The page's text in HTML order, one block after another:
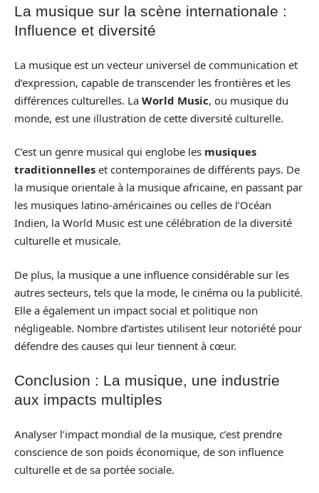
La musique sur la scène internationale :
Influence et diversité
La musique est un vecteur universel de communication et
d’expression, capable de transcender les frontières et les
différences culturelles. La World Music, ou musique du
monde, est une illustration de cette diversité culturelle.
C’est un genre musical qui englobe les musiques
traditionnelles et contemporaines de différents pays. De
la musique orientale à la musique africaine, en passant par
les musiques latino-américaines ou celles de l’Océan
Indien, la World Music est une célébration de la diversité
culturelle et musicale.
De plus, la musique a une influence considérable sur les
autres secteurs, tels que la mode, le cinéma ou la publicité.
Elle a également un impact social et politique non
négligeable. Nombre d’artistes utilisent leur notoriété pour
défendre des causes qui leur tiennent à cœur.
Conclusion : La musique, une industrie
aux impacts multiples
Analyser l’impact mondial de la musique, c’est prendre
conscience de son poids économique, de son influence
culturelle et de sa portée sociale.